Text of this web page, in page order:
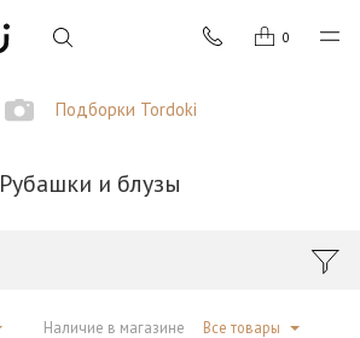
0
Подборки Tordoki
Рубашки и блузы
Наличие в магазине Все товары